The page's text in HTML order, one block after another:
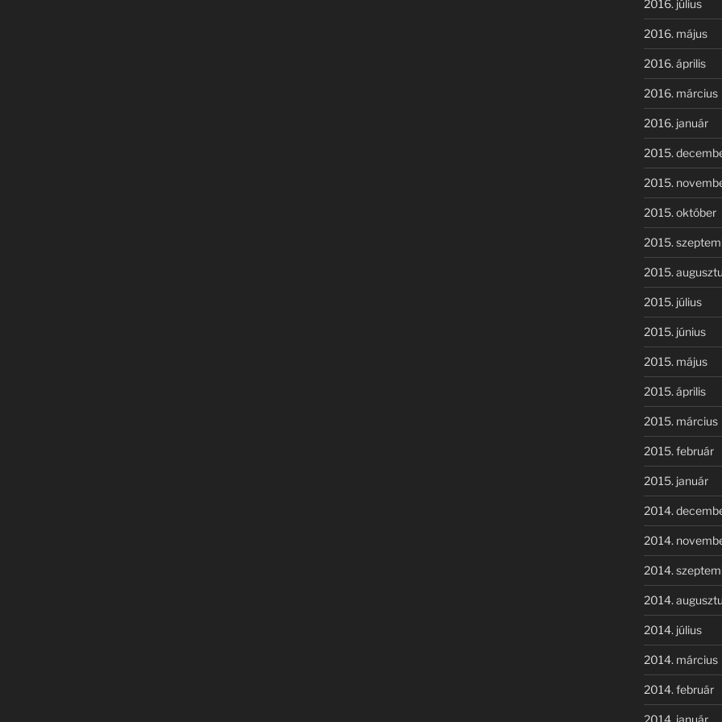
2016. július
2016. május
2016. április
2016. március
2016. január
2015.
2015.
2015. október
2015.
2015.
2015. július
2015. június
2015. május
2015. április
2015. március
2015. február
2015. január
2014.
2014.
2014.
2014.
2014. július
2014. március
2014. február